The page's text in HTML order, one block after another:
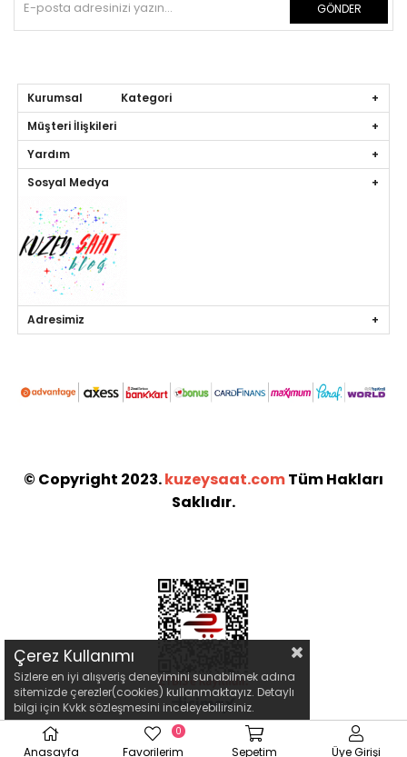
GÖNDER
Kurumsal Kategori
Müşteri İlişkileri
Yardım
Sosyal Medya
Adresimiz
© Copyright 2023.kuzeysaat.comTüm Hakları
Saklıdır.
Çerez Kullanımı
Sizlere en iyi alışveriş deneyimini sunabilmek adına
sitemizde çerezler(cookies) kullanmaktayız. Detaylı
bilgi için Kvkk sözleşmesini inceleyebilirsiniz.
Anasayfa Favorilerim
0
Sepetim Üye Girişi